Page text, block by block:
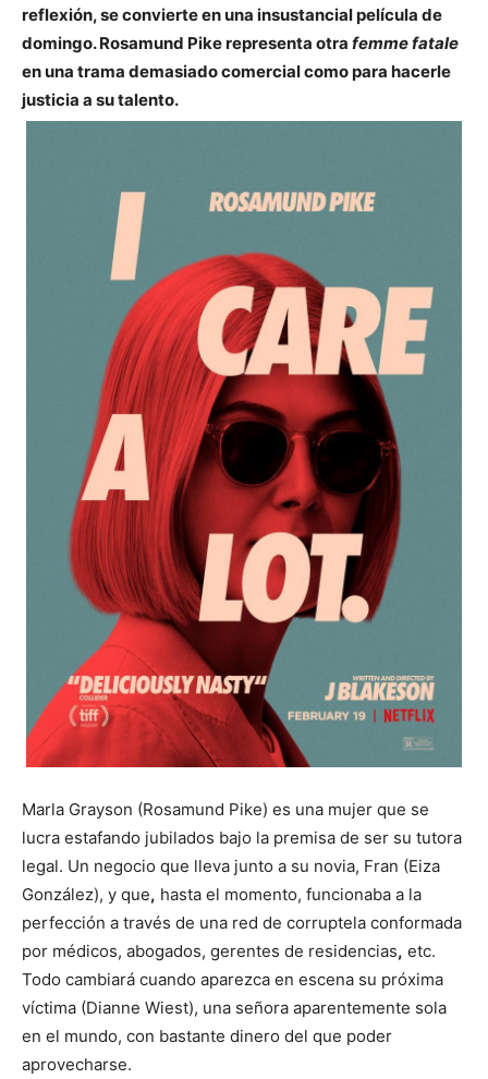
reflexión, se convierte en una insustancial película de
domingo. Rosamund Pike representa otra femme fatale
en una trama demasiado comercial como para hacerle
justicia a su talento.
Marla Grayson (Rosamund Pike) es una mujer que se
lucra estafando jubilados bajo la premisa de ser su tutora
legal. Un negocio que lleva junto a su novia, Fran (Eiza
González), y que, hasta el momento, funcionaba a la
perfección a través de una red de corruptela conformada
por médicos, abogados, gerentes de residencias, etc.
Todo cambiará cuando aparezca en escena su próxima
víctima (Dianne Wiest), una señora aparentemente sola
en el mundo, con bastante dinero del que poder
aprovecharse.